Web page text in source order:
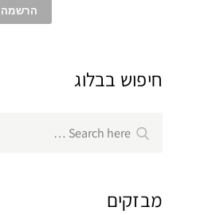
חיפוש בבלוג
for:
Search
מבזקים